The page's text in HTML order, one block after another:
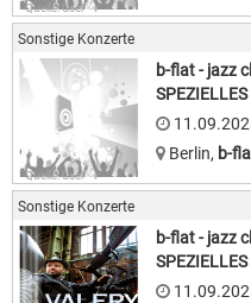
Quelle: User · v
Sonstige Konzerte
Quelle: User · v
b-flat - jazz
Berlin, b-
Sonstige Konzerte
b-flat - jazz